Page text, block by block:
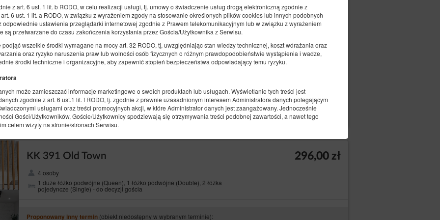
z art. 6 ust. 1 lit. b RODO, w celu realizacji usługi, tj. umowy o świadczenie usług drogą elektroniczną zgodnie z
6 ust. 1 lit. a RODO, w związku z wyrażeniem zgody na stosowanie określonych plików cookies lub innych podobnych
ustawienia przeglądarki internetowej zgodnie z Prawem telekomunikacyjnym lub w związku z wyrażeniem
są przetwarzane do czasu zakończenia korzystania przez Gościa/Użytkownika z Serwisu.
wszelkie środki wymagane na mocy art. 32 RODO, tj, uwzględniając stan wiedzy technicznej, koszt wdrażania oraz
oraz ryzyko naruszenia praw lub wolności osób fizycznych o różnym prawdopodobieństwie wystąpienia i wadze,
środki techniczne i organizacyjne, aby zapewnić stopień bezpieczeństwa odpowiadający temu ryzyku.
może zamieszczać informacje marketingowe o swoich produktach lub usługach. Wyświetlanie tych treści jest
zgodnie z art. 6 ust.1 lit. f RODO, tj. zgodnie z prawnie uzasadnionym interesem Administratora danych polegającym
usługami oraz treści promocyjnych akcji, w które Administrator danych jest zaangażowany. Jednocześnie
Gości/Użytkowników, Goście/Użytkownicy spodziewają się otrzymywania treści podobnej zawartości, a nawet tego
celem wizyty na stronie/stronach Serwisu.
osobowe Użytkowników wyłącznie podmiotom przetwarzającym na mocy zawartych umów powierzenia przetwarzania
na rzecz Administratora danych, np. hostingu i obsługi Strony, usługi IT, obsługi marketingowej i PR.
państw trzecich
w państwach trzecich.
ma prawo:
6 osób
1 duże łóżko podwójne (Queen), 2 sofy rozkładane (Sofa Bed)
Proponowany inny termin(obiekt niedostępny w wybranym terminie):
09.08.2026 - 10.08.2026 (1 noc)
Produkty śniadaniowe
Udostępnij
Szczegóły Dostępność
Dostosuj termin
KK 391 Old Town
4 osoby
1 duże łóżko podwójne (Queen), 1 łóżko podwójne (Double), 2 łóżka
pojedyncze (Single) - do decyzji gościa
296,00 zł
Proponowany inny termin (obiekt niedostępny w wybranym terminie):